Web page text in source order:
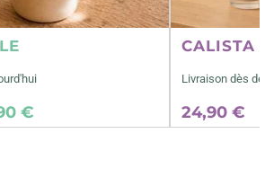
€
CALISTA
Livraison dès
24,90 €